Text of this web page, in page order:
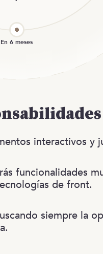
interactivos y
funcionalidades
de front.
siempre la